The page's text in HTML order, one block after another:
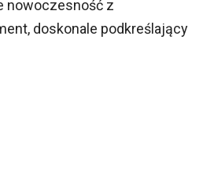
nowoczesność z
doskonale podkreślający